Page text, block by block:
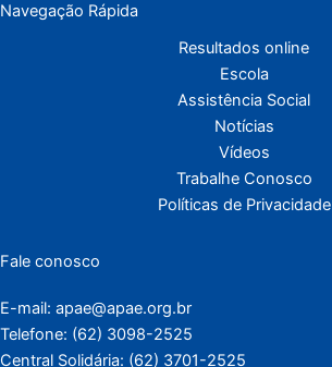
Navegação Rápida
Resultados online
Escola
Assistência Social
Notícias
Vídeos
Trabalhe Conosco
Políticas de Privacidade
Fale conosco
E-mail: apae@apae.org.br
Telefone: (62) 3098-2525
Central Solidária: (62) 3701-2525